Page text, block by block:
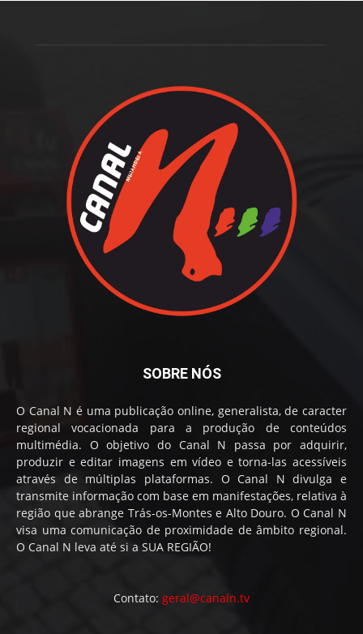
SOBRE NÓS
O Canal N é uma publicação online, generalista, de caracter
regional vocacionada para a produção de conteúdos
multimédia. O objetivo do Canal N passa por adquirir,
produzir e editar imagens em vídeo e torna-las acessíveis
através de múltiplas plataformas. O Canal N divulga e
transmite informação com base em manifestações, relativa à
região que abrange Trás-os-Montes e Alto Douro. O Canal N
visa uma comunicação de proximidade de âmbito regional.
O Canal N leva até si a SUA REGIÃO!
Contato: geral@canaln.tv